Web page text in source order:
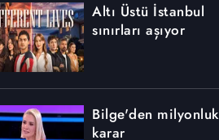
Altı Üstü İstanbul
sınırları aşıyor
Bilge'den milyonluk
karar